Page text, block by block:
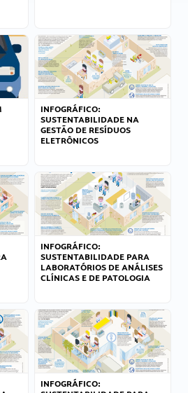
INFOGRÁFICO:
SUSTENTABILIDADE NA
GESTÃO DE RESÍDUOS
ELETRÔNICOS
INFOGRÁFICO:
SUSTENTABILIDADE PARA
LABORATÓRIOS DE ANÁLISES
CLÍNICAS E DE PATOLOGIA
INFOGRÁFICO: